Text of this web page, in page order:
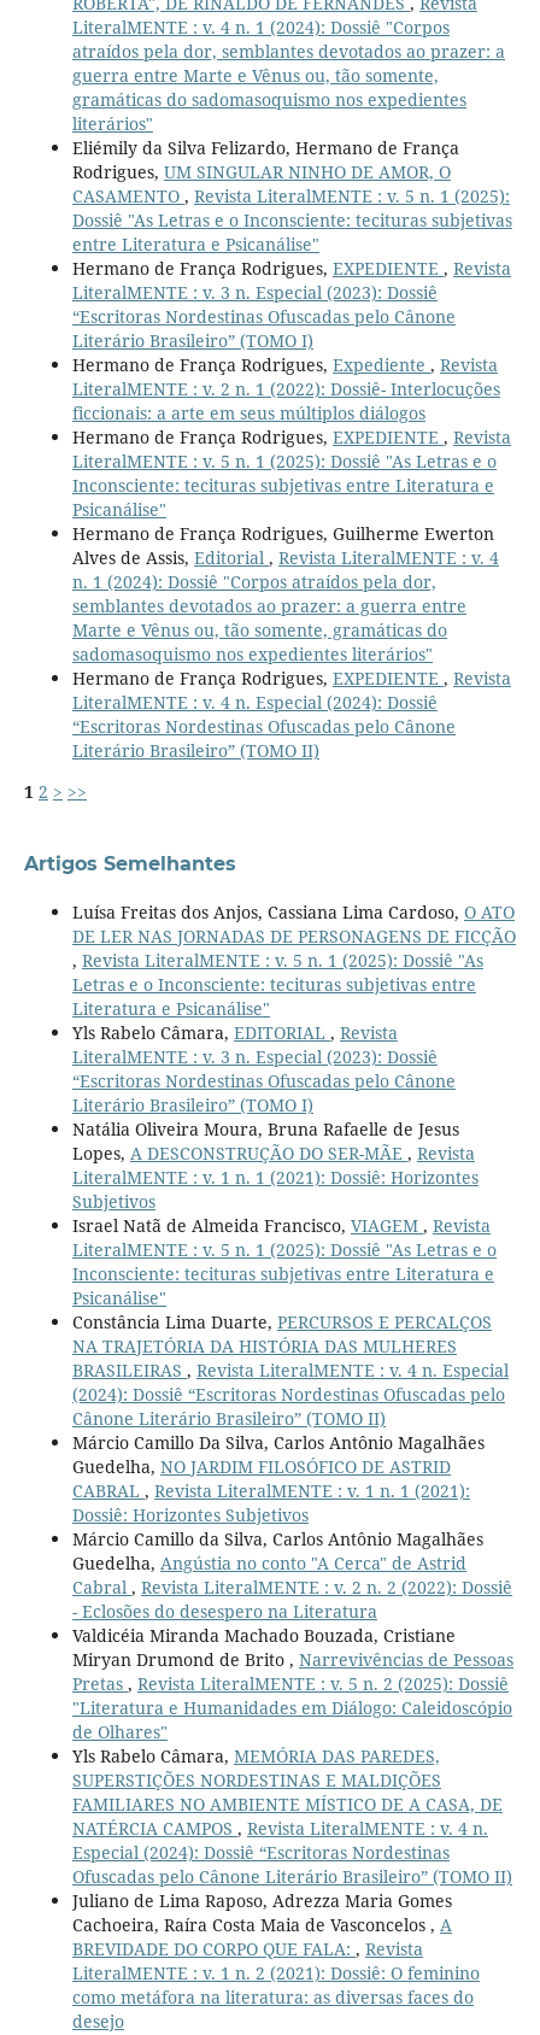
LiteralMENTE : v. 4 n. 1 (2024): Dossiê "Corpos
atraídos pela dor, semblantes devotados ao prazer: a
guerra entre Marte e Vênus ou, tão somente,
gramáticas do sadomasoquismo nos expedientes
literários"
Eliémily da Silva Felizardo, Hermano de França
Rodrigues, UM SINGULAR NINHO DE AMOR, O
CASAMENTO , Revista LiteralMENTE : v. 5 n. 1 (2025):
Dossiê "As Letras e o Inconsciente: tecituras subjetivas
entre Literatura e Psicanálise"
Hermano de França Rodrigues, EXPEDIENTE , Revista
LiteralMENTE : v. 3 n. Especial (2023): Dossiê
“Escritoras Nordestinas Ofuscadas pelo Cânone
Literário Brasileiro” (TOMO I)
Hermano de França Rodrigues, Expediente , Revista
LiteralMENTE : v. 2 n. 1 (2022): Dossiê- Interlocuções
ficcionais: a arte em seus múltiplos diálogos
Hermano de França Rodrigues, EXPEDIENTE , Revista
LiteralMENTE : v. 5 n. 1 (2025): Dossiê "As Letras e o
Inconsciente: tecituras subjetivas entre Literatura e
Psicanálise"
Hermano de França Rodrigues, Guilherme Ewerton
Alves de Assis, Editorial , Revista LiteralMENTE : v. 4
n. 1 (2024): Dossiê "Corpos atraídos pela dor,
semblantes devotados ao prazer: a guerra entre
Marte e Vênus ou, tão somente, gramáticas do
sadomasoquismo nos expedientes literários"
Hermano de França Rodrigues, EXPEDIENTE , Revista
LiteralMENTE : v. 4 n. Especial (2024): Dossiê
“Escritoras Nordestinas Ofuscadas pelo Cânone
Literário Brasileiro” (TOMO II)
1 2 > >>
Artigos Semelhantes
Luísa Freitas dos Anjos, Cassiana Lima Cardoso, O ATO
DE LER NAS JORNADAS DE PERSONAGENS DE FICÇÃO
, Revista LiteralMENTE : v. 5 n. 1 (2025): Dossiê "As
Letras e o Inconsciente: tecituras subjetivas entre
Literatura e Psicanálise"
Yls Rabelo Câmara, EDITORIAL , Revista
LiteralMENTE : v. 3 n. Especial (2023): Dossiê
“Escritoras Nordestinas Ofuscadas pelo Cânone
Literário Brasileiro” (TOMO I)
Natália Oliveira Moura, Bruna Rafaelle de Jesus
Lopes, A DESCONSTRUÇÃO DO SER-MÃE , Revista
LiteralMENTE : v. 1 n. 1 (2021): Dossiê: Horizontes
Subjetivos
Israel Natã de Almeida Francisco, VIAGEM , Revista
LiteralMENTE : v. 5 n. 1 (2025): Dossiê "As Letras e o
Inconsciente: tecituras subjetivas entre Literatura e
Psicanálise"
Constância Lima Duarte, PERCURSOS E PERCALÇOS
NA TRAJETÓRIA DA HISTÓRIA DAS MULHERES
BRASILEIRAS , Revista LiteralMENTE : v. 4 n. Especial
(2024): Dossiê “Escritoras Nordestinas Ofuscadas pelo
Cânone Literário Brasileiro” (TOMO II)
Márcio Camillo Da Silva, Carlos Antônio Magalhães
Guedelha, NO JARDIM FILOSÓFICO DE ASTRID
CABRAL , Revista LiteralMENTE : v. 1 n. 1 (2021):
Dossiê: Horizontes Subjetivos
Márcio Camillo da Silva, Carlos Antônio Magalhães
Guedelha, Angústia no conto "A Cerca" de Astrid
Cabral , Revista LiteralMENTE : v. 2 n. 2 (2022): Dossiê
- Eclosões do desespero na Literatura
Valdicéia Miranda Machado Bouzada, Cristiane
Miryan Drumond de Brito , Narrevivências de Pessoas
Pretas , Revista LiteralMENTE : v. 5 n. 2 (2025): Dossiê
"Literatura e Humanidades em Diálogo: Caleidoscópio
de Olhares"
Yls Rabelo Câmara, MEMÓRIA DAS PAREDES,
SUPERSTIÇÕES NORDESTINAS E MALDIÇÕES
FAMILIARES NO AMBIENTE MÍSTICO DE A CASA, DE
NATÉRCIA CAMPOS , Revista LiteralMENTE : v. 4 n.
Especial (2024): Dossiê “Escritoras Nordestinas
Ofuscadas pelo Cânone Literário Brasileiro” (TOMO II)
Juliano de Lima Raposo, Adrezza Maria Gomes
Cachoeira, Raíra Costa Maia de Vasconcelos , A
BREVIDADE DO CORPO QUE FALA: , Revista
LiteralMENTE : v. 1 n. 2 (2021): Dossiê: O feminino
como metáfora na literatura: as diversas faces do
desejo